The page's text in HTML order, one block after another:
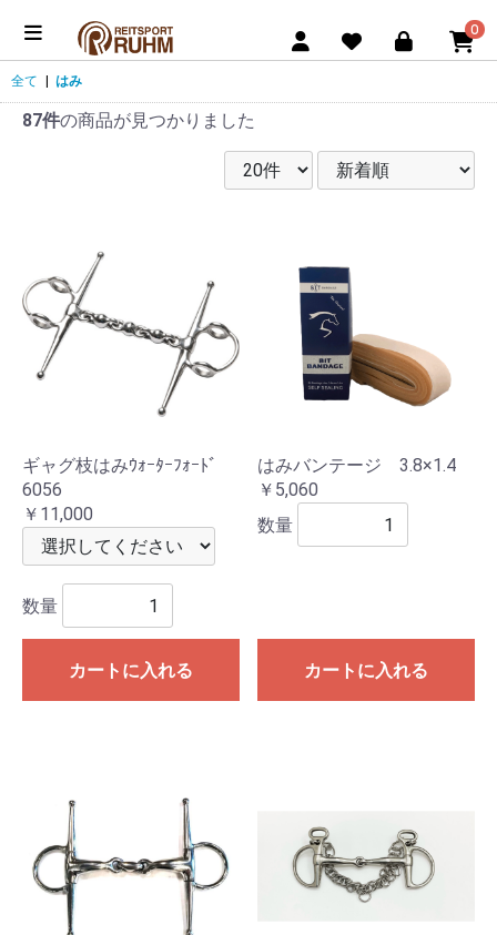
0
全て はみ
87件の商品が見つかりました
ギャグ枝はみｳｫｰﾀｰﾌｫｰﾄﾞ
6056
￥11,000
数量
カートに入れる
はみバンテージ 3.8×1.4
￥5,060
数量
カートに入れる